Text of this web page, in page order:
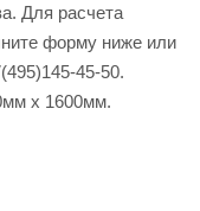
Для расчета
форму ниже или
45-50.
х 1600мм.